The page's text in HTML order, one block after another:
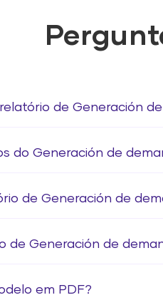
de Generación
do Generación de
de Generación de
de Generación de
em PDF?